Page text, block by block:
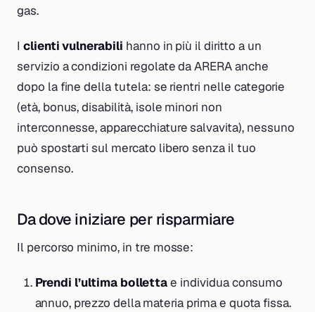
gas.
I clienti vulnerabili hanno in più il diritto a un
servizio a condizioni regolate da ARERA anche
dopo la fine della tutela: se rientri nelle categorie
(età, bonus, disabilità, isole minori non
interconnesse, apparecchiature salvavita), nessuno
può spostarti sul mercato libero senza il tuo
consenso.
Da dove iniziare per risparmiare
Il percorso minimo, in tre mosse:
Prendi l’ultima bollettae individua consumo
annuo, prezzo della materia prima e quota fissa.